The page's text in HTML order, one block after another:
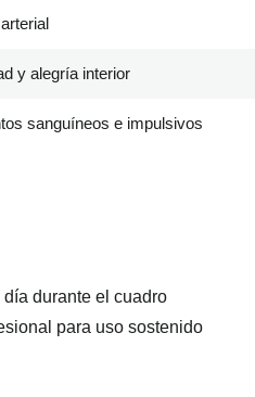
y alegría interior
sanguíneos e impulsivos
durante el cuadro
para uso sostenido